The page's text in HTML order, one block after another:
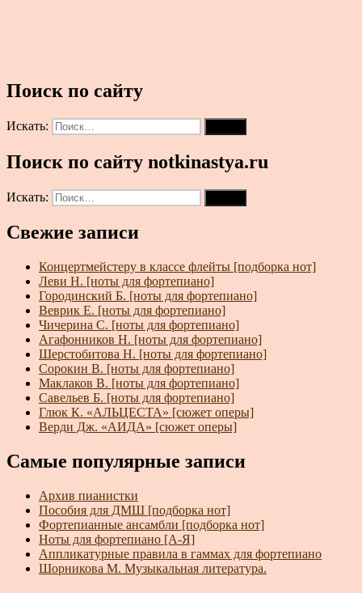
Поиск по сайту
Искать:
Поиск по сайту notkinastya.ru
Искать:
Свежие записи
Концертмейстеру в классе флейты [подборка нот]
Леви Н. [ноты для фортепиано]
Городинский Б. [ноты для фортепиано]
Веврик Е. [ноты для фортепиано]
Чичерина С. [ноты для фортепиано]
Агафонников Н. [ноты для фортепиано]
Шерстобитова Н. [ноты для фортепиано]
Сорокин В. [ноты для фортепиано]
Маклаков В. [ноты для фортепиано]
Савельев Б. [ноты для фортепиано]
Глюк К. «АЛЬЦЕСТА» [сюжет оперы]
Верди Дж. «АИДА» [сюжет оперы]
Самые популярные записи
Архив пианистки
Пособия для ДМШ [подборка нот]
Фортепианные ансамбли [подборка нот]
Ноты для фортепиано [А-Я]
Аппликатурные правила в гаммах для фортепиано
Шорникова М. Музыкальная литература.